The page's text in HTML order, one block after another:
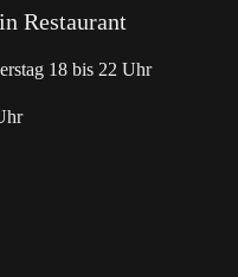
Restaurant
18 bis 22 Uhr